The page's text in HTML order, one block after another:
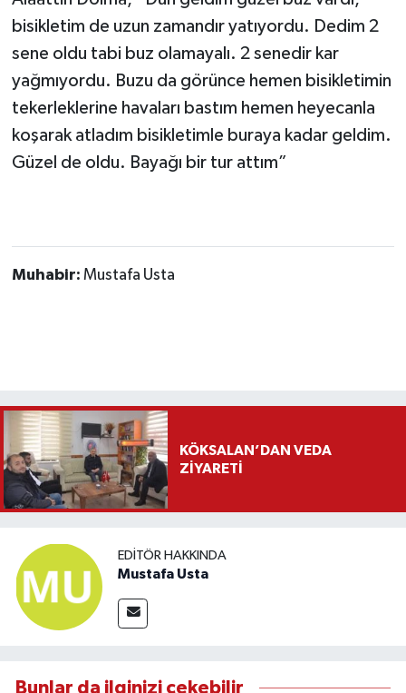
bisikletim de uzun zamandır yatıyordu. Dedim 2
sene oldu tabi buz olamayalı. 2 senedir kar
yağmıyordu. Buzu da görünce hemen bisikletimin
tekerleklerine havaları bastım hemen heyecanla
koşarak atladım bisikletimle buraya kadar geldim.
Güzel de oldu. Bayağı bir tur attım”
Muhabir: Mustafa Usta
KÖKSALAN’DAN VEDA
ZİYARETİ
EDITÖR HAKKINDA
Mustafa Usta
Bunlar da ilginizi çekebilir